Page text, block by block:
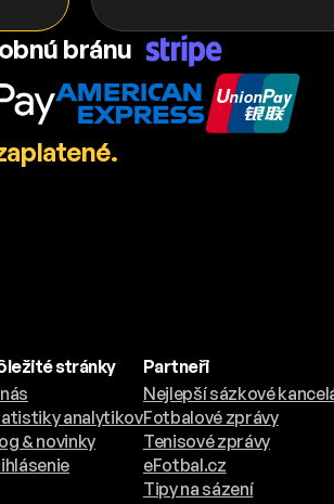
bránu
stránky
analytikov
& novinky
Partneři
Nejlepší sázkové
Fotbalové zprávy
Tenisové zprávy
eFotbal.cz
Tipy na sázení